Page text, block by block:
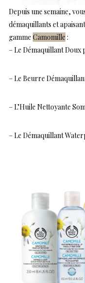
Depuis une semaine,
démaquillants et
gamme Camomille :
– Le Démaquillant Doux
– Le Beurre
– L’Huile Nettoyante
– Le Démaquillant